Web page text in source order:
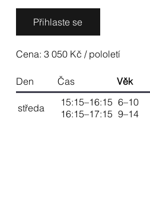
Cena: 3 050 Kč / pololetí
6–10
9–14
15:15–16:15
16:15–17:15
středa
Věk
Čas
Den
Přihlaste se